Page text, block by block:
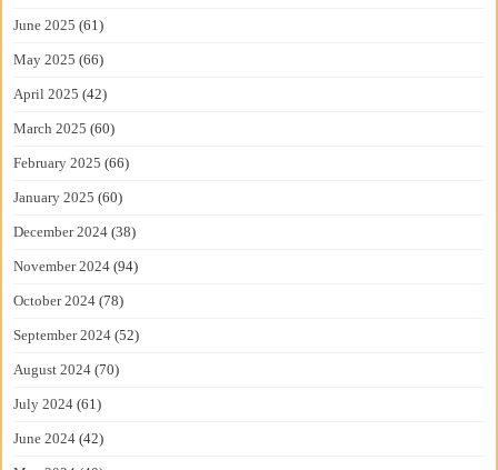
June 2025 (61)
May 2025 (66)
April 2025 (42)
March 2025 (60)
February 2025 (66)
January 2025 (60)
December 2024 (38)
November 2024 (94)
October 2024 (78)
September 2024 (52)
August 2024 (70)
July 2024 (61)
June 2024 (42)